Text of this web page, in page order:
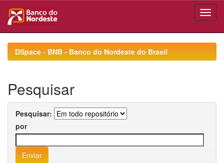
navigationDSpace - BNB - Banco do Nordeste do Brasil
Pesquisar
Pesquisar:
por